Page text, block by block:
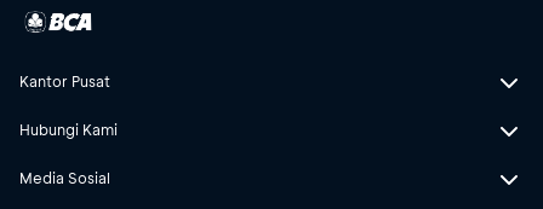
Kantor Pusat
Hubungi Kami
Media Sosial